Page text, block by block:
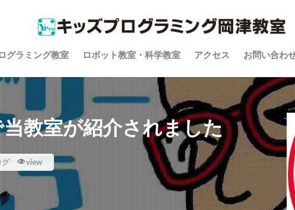
グラミング教室 ロボット教室・科学教室 アクセス お問い合わ
教室が紹介されました
グ view